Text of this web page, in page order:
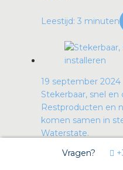
Leestijd: 3 minuten
19 september 2024
Stekerbaar, snel en
Restproducten en
komen samen in
Waterstate.
Leestijd: 2 minuten
Vragen?